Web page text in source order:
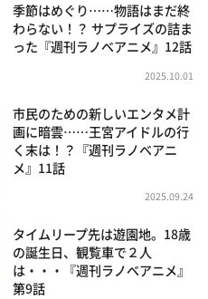
季節はめぐり……物語はまだ終
わらない！？ サプライズの詰ま
った『週刊ラノベアニメ』12話
2025.10.01
市民のための新しいエンタメ計
画に暗雲……王宮アイドルの行
く末は！？『週刊ラノベアニ
メ』11話
2025.09.24
タイムリープ先は遊園地。18歳
の誕生日、観覧車で２人
は・・・『週刊ラノベアニメ』
第9話